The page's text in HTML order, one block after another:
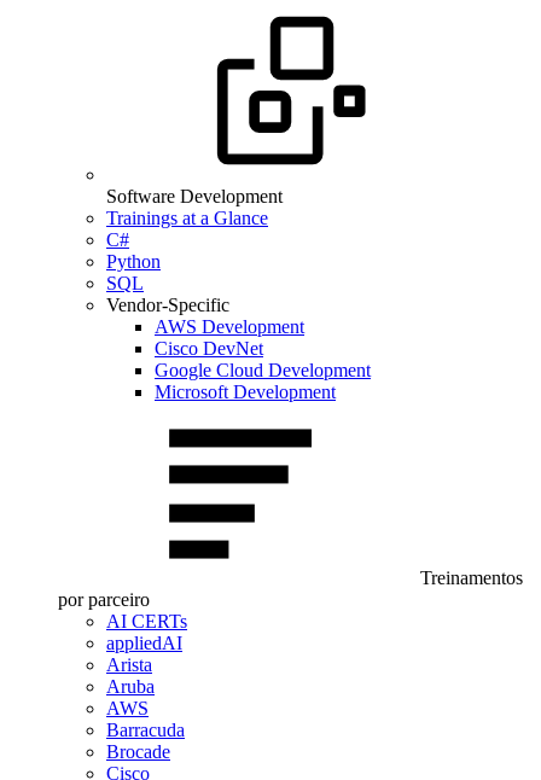
Software Development
Trainings at a Glance
C#
Python
SQL
Vendor-Specific
AWS Development
Cisco DevNet
Google Cloud Development
Microsoft Development
Treinamentos
por parceiro
AI CERTs
appliedAI
Arista
Aruba
AWS
Barracuda
Brocade
Cisco